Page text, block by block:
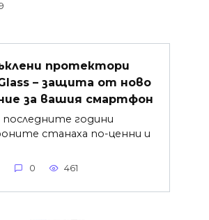
протектори
– защита от ново
за вашия смартфон
последните години
станаха по-ценни и
0 461